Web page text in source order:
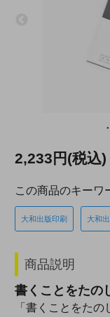
2,233円(税込)
この商品のキーワ
大和出版印刷 大和
商品説明
書くことをたの
「書くことをた